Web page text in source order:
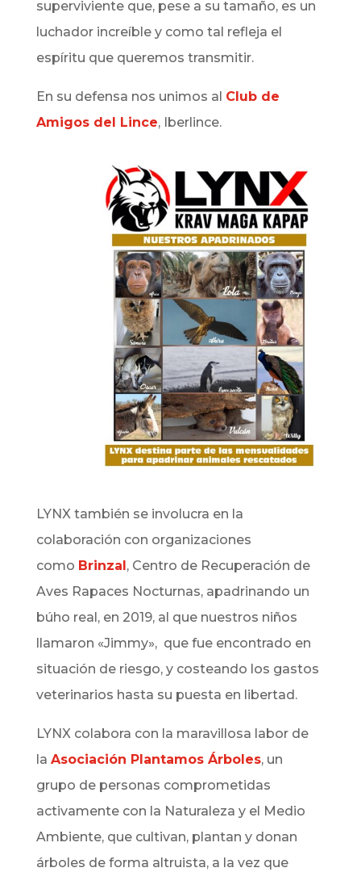
superviviente que, pese a su tamaño, es un
luchador increíble y como tal refleja el
espíritu que queremos transmitir.
En su defensa nos unimos al Club de
Amigos del Lince, Iberlince.
LYNX también se involucra en la
colaboración con organizaciones
como Brinzal, Centro de Recuperación de
Aves Rapaces Nocturnas, apadrinando un
búho real, en 2019, al que nuestros niños
llamaron «Jimmy», que fue encontrado en
situación de riesgo, y costeando los gastos
veterinarios hasta su puesta en libertad.
LYNX colabora con la maravillosa labor de
la Asociación Plantamos Árboles, un
grupo de personas comprometidas
activamente con la Naturaleza y el Medio
Ambiente, que cultivan, plantan y donan
árboles de forma altruista, a la vez que